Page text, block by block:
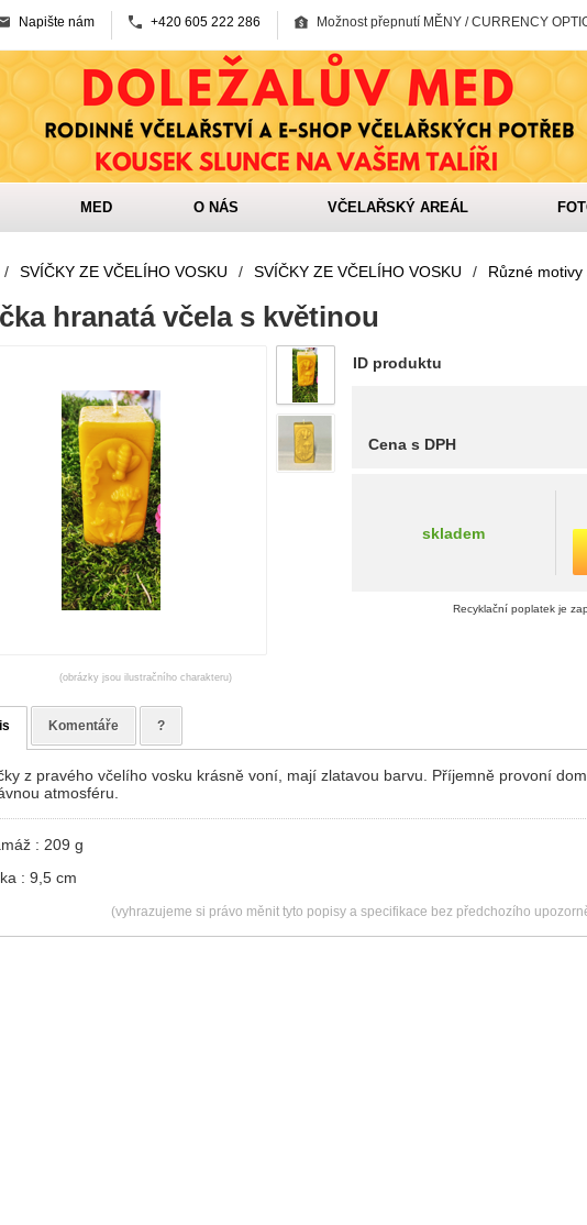
Napište nám +420 605 222 286 Možnost přepnutí MĚNY / CURRENCY
MED O NÁS VČELAŘSKÝ AREÁL
/ SVÍČKY ZE VČELÍHO VOSKU / SVÍČKY ZE VČELÍHO VOSKU / Různé
hranatá včela s květinou
(obrázky jsou ilustračního charakteru)
ID produktu
Cena s DPH
skladem
Recyklační poplatek je
Komentáře ?
z pravého včelího vosku krásně voní, mají zlatavou barvu. Příjemně provoní
atmosféru.
: 209 g
: 9,5 cm
(vyhrazujeme si právo měnit tyto popisy a specifikace bez předchozího